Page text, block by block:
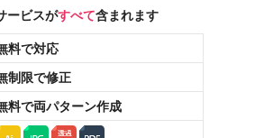
ービスがすべて含まれます
料で対応
制限で修正
料で両パターン作成